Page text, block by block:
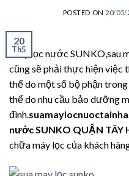
POSTED ON 20/05/
20
Th5
Máy lọc nước SUNKO,sau
cũng sẽ phải thực hiện việc
thể do một số bộ phận
thể do nhu cầu bảo dưỡng
đình.
nước SUNKO QUẬN TÂY
chữa máy lọc của khách